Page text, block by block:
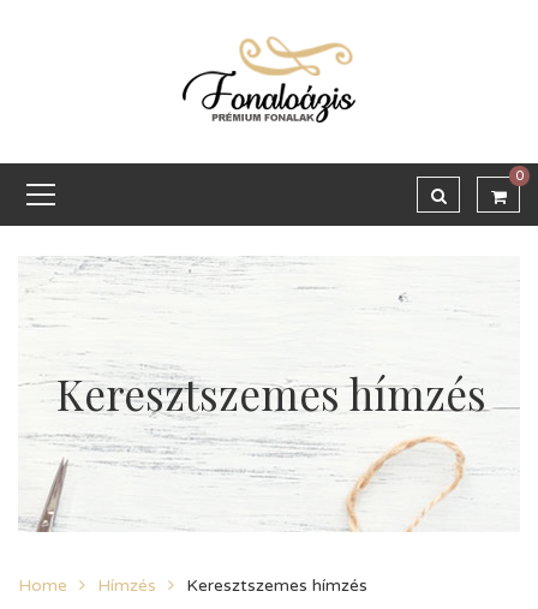
0
Keresztszemes hímzés
Home Hímzés Keresztszemes hímzés